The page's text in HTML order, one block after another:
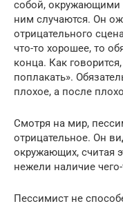
собой,
ним случаются. Он
отрицательного
что-то хорошее, то
конца. Как
поплакать».
плохое, а после
Смотря на мир,
отрицательное. Он
окружающих, считая
нежели наличие
Пессимист не